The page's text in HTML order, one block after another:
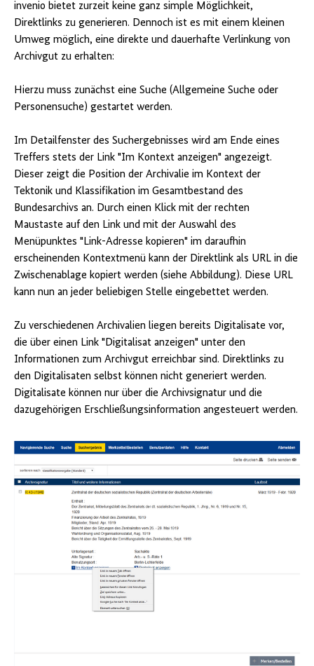
invenio bietet zurzeit keine ganz simple Möglichkeit,
Direktlinks zu generieren. Dennoch ist es mit einem kleinen
Umweg möglich, eine direkte und dauerhafte Verlinkung von
Archivgut zu erhalten:
Hierzu muss zunächst eine Suche (Allgemeine Suche oder
Personensuche) gestartet werden.
Im Detailfenster des Suchergebnisses wird am Ende eines
Treffers stets der Link "Im Kontext anzeigen" angezeigt.
Dieser zeigt die Position der Archivalie im Kontext der
Tektonik und Klassifikation im Gesamtbestand des
Bundesarchivs an. Durch einen Klick mit der rechten
Maustaste auf den Link und mit der Auswahl des
Menüpunktes "Link-Adresse kopieren" im daraufhin
erscheinenden Kontextmenü kann der Direktlink als URL in die
Zwischenablage kopiert werden (siehe Abbildung). Diese URL
kann nun an jeder beliebigen Stelle eingebettet werden.
Zu verschiedenen Archivalien liegen bereits Digitalisate vor,
die über einen Link "Digitalisat anzeigen" unter den
Informationen zum Archivgut erreichbar sind. Direktlinks zu
den Digitalisaten selbst können nicht generiert werden.
Digitalisate können nur über die Archivsignatur und die
dazugehörigen Erschließungsinformation angesteuert werden.